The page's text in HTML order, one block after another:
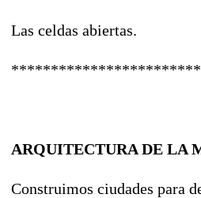
Las celdas abiertas.
ARQUITECTURA DE LA
Construimos ciudades para